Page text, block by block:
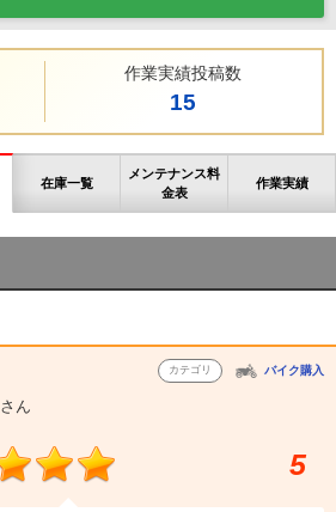
作業実績投稿数
15
在庫一覧
メンテナンス料
金表
作業実績
カテゴリ バイク購入
さん
5